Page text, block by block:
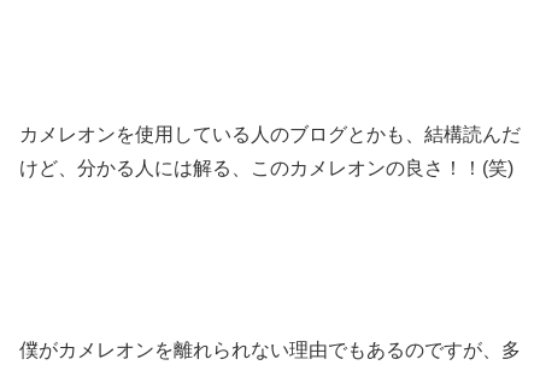
カメレオンを使用している人のブログとかも、結構読んだ
けど、分かる人には解る、このカメレオンの良さ！！(笑)
僕がカメレオンを離れられない理由でもあるのですが、多